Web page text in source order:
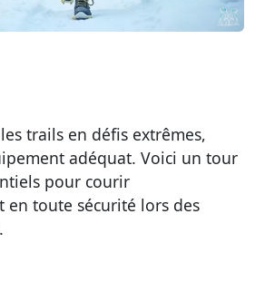
trails en défis extrêmes,
adéquat. Voici un tour
pour courir
en toute sécurité lors des